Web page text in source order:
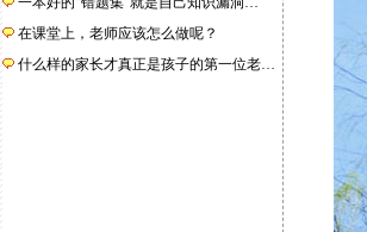
在课堂上，老师应该怎么做呢？
什么样的家长才真正是孩子的第一位老…